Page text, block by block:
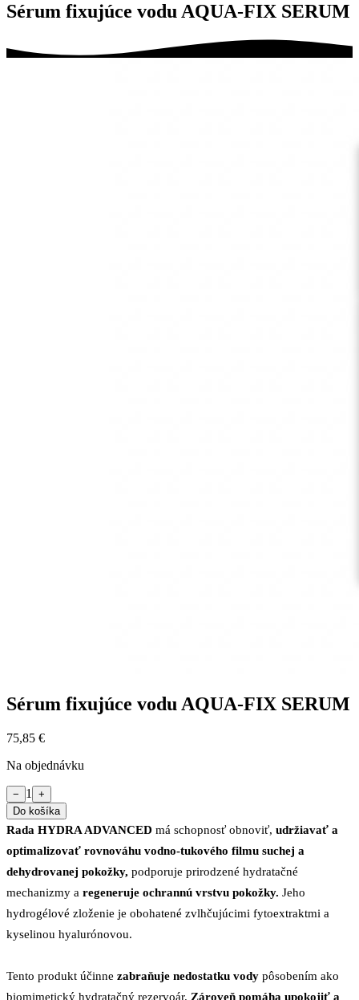
Sérum fixujúce vodu AQUA-FIX SERUM
Sérum fixujúce vodu AQUA-FIX SERUM
75,85 €
Na objednávku
− 1
+
Do košíka
Rada HYDRA ADVANCED má schopnosť obnoviť, udržiavať a
optimalizovať rovnováhu vodno-tukového filmu suchej a
dehydrovanej pokožky, podporuje prirodzené hydratačné
mechanizmy a regeneruje ochrannú vrstvu pokožky. Jeho
hydrogélové zloženie je obohatené zvlhčujúcimi fytoextraktmi a
kyselinou hyalurónovou.
Tento produkt účinne zabraňuje nedostatku vody pôsobením ako
biomimetický hydratačný rezervoár. Zároveň pomáha upokojiť a